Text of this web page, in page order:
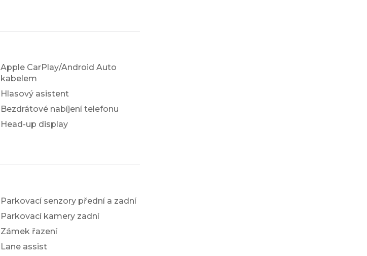
Apple CarPlay/Android Auto
kabelem
Hlasový asistent
Bezdrátové nabíjení telefonu
Head-up display
Parkovací senzory přední a zadní
Parkovací kamery zadní
Zámek řazení
Lane assist